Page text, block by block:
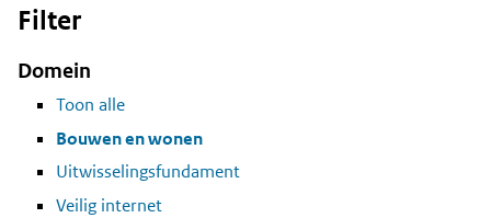
Filter
Domein
Toon alle
Bouwen en wonen
Uitwisselingsfundament
Veilig internet